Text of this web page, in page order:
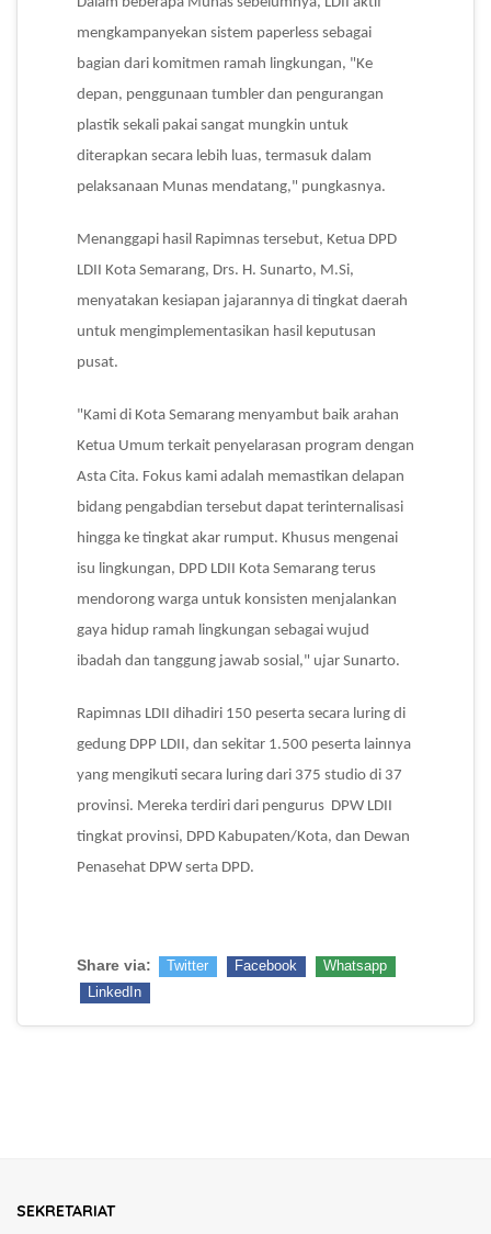
mengkampanyekan sistem paperless sebagai
bagian dari komitmen ramah lingkungan, "Ke
depan, penggunaan tumbler dan pengurangan
plastik sekali pakai sangat mungkin untuk
diterapkan secara lebih luas, termasuk dalam
pelaksanaan Munas mendatang," pungkasnya.
Menanggapi hasil Rapimnas tersebut, Ketua DPD
LDII Kota Semarang, Drs. H. Sunarto, M.Si,
menyatakan kesiapan jajarannya di tingkat daerah
untuk mengimplementasikan hasil keputusan
pusat.
"Kami di Kota Semarang menyambut baik arahan
Ketua Umum terkait penyelarasan program dengan
Asta Cita. Fokus kami adalah memastikan delapan
bidang pengabdian tersebut dapat terinternalisasi
hingga ke tingkat akar rumput. Khusus mengenai
isu lingkungan, DPD LDII Kota Semarang terus
mendorong warga untuk konsisten menjalankan
gaya hidup ramah lingkungan sebagai wujud
ibadah dan tanggung jawab sosial," ujar Sunarto.
Rapimnas LDII dihadiri 150 peserta secara luring di
gedung DPP LDII, dan sekitar 1.500 peserta lainnya
yang mengikuti secara luring dari 375 studio di 37
provinsi. Mereka terdiri dari pengurus DPW LDII
tingkat provinsi, DPD Kabupaten/Kota, dan Dewan
Penasehat DPW serta DPD.
Share via: Twitter Facebook
Whatsapp
LinkedIn
SEKRETARIAT